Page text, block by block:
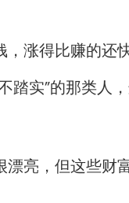
涨得比赚的还快
实”的那类人
亮，但这些